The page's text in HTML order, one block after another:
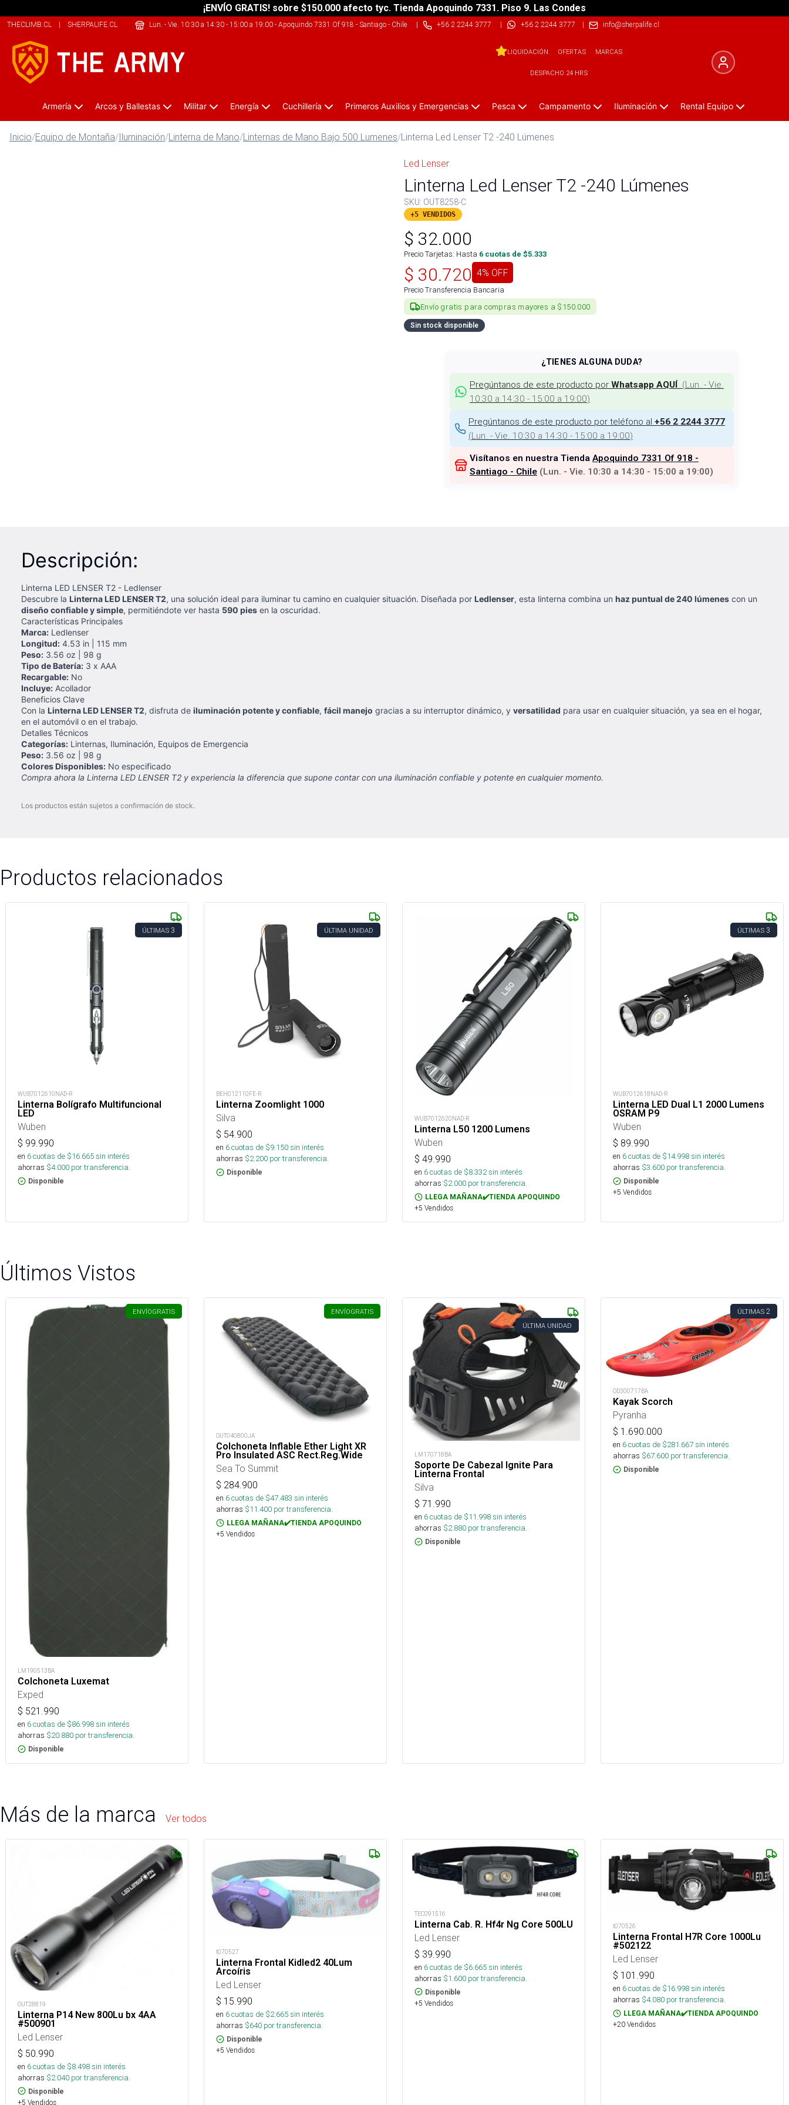
¡ENVÍO GRATIS! sobre $150.000 afecto tyc. Tienda Apoquindo 7331. Piso 9. Las Condes
THECLIMB.CL | SHERPALIFE.CL JUSTBIKE.CL
Lun. - Vie. 10:30 a 14:30 - 15:00 a 19:00- Apoquindo 7331 Of 918 - Santiago - Chile| +56 2 2244 3777 | +56 2 2244 3777 | info@sherpalife.cl
LIQUIDACIÓN OFERTAS MARCAS
DESPACHO 24 HRS
Armería Arcos y Ballestas Militar Energía Cuchillería Primeros Auxilios y Emergencias Pesca Campamento Iluminación Rental Equipo
Inicio/Equipo de Montaña/Iluminación/Linterna de Mano/Linternas de Mano Bajo 500 Lumenes/Linterna Led Lenser T2 -240 Lúmenes
Led Lenser
Linterna Led Lenser T2 -240 Lúmenes
SKU: OUT8258-C
+5 VENDIDOS
$ 32.000
Precio Tarjetas: Hasta 6 cuotas de $5.333
$ 30.720 4% OFF
Precio Transferencia Bancaria
Envío gratis para compras mayores a $150.000
Sin stock disponible
¿TIENES ALGUNA DUDA?
Pregúntanos de este producto por Whatsapp AQUÍ (Lun. - Vie.
10:30 a 14:30 - 15:00 a 19:00)
Pregúntanos de este producto por teléfono al +56 2 2244 3777
(Lun. - Vie. 10:30 a 14:30 - 15:00 a 19:00)
Visítanos en nuestra Tienda Apoquindo 7331 Of 918 -
Santiago - Chile (Lun. - Vie. 10:30 a 14:30 - 15:00 a 19:00)
Descripción:
Linterna LED LENSER T2 - Ledlenser
Descubre la Linterna LED LENSER T2, una solución ideal para iluminar tu camino en cualquier situación. Diseñada por Ledlenser, esta linterna combina un haz puntual de 240 lúmenes con un
diseño confiable y simple, permitiéndote ver hasta 590 pies en la oscuridad.
Características Principales
Marca: Ledlenser
Longitud: 4.53 in | 115 mm
Peso: 3.56 oz | 98 g
Tipo de Batería: 3 x AAA
Recargable: No
Incluye: Acollador
Beneficios Clave
Con la Linterna LED LENSER T2, disfruta de iluminación potente y confiable, fácil manejo gracias a su interruptor dinámico, y versatilidad para usar en cualquier situación, ya sea en el hogar,
en el automóvil o en el trabajo.
Detalles Técnicos
Categorías: Linternas, Iluminación, Equipos de Emergencia
Peso: 3.56 oz | 98 g
Colores Disponibles: No especificado
Compra ahora la Linterna LED LENSER T2 y experiencia la diferencia que supone contar con una iluminación confiable y potente en cualquier momento.
Los productos están sujetos a confirmación de stock.
Productos relacionados
ÚLTIMAS 3
WUB7012610NAD-R
Linterna Bolígrafo Multifuncional
LED
Wuben
$ 99.990
en 6cuotas de $16.665sin interés
ahorras $4.000 por transferencia.
Disponible
ÚLTIMA UNIDAD
BEH012110FE-R
Linterna Zoomlight 1000
Silva
$ 54.900
en 6cuotas de $9.150sin interés
ahorras $2.200 por transferencia.
Disponible
WUB7012620NAD-R
Linterna L50 1200 Lumens
Wuben
$ 49.990
en 6cuotas de $8.332sin interés
ahorras $2.000 por transferencia.
LLEGA MAÑANA✔️TIENDA APOQUINDO
+5 Vendidos
ÚLTIMAS 3
WUB7012618NAD-R
Linterna LED Dual L1 2000 Lumens
OSRAM P9
Wuben
$ 89.990
en 6cuotas de $14.998sin interés
ahorras $3.600 por transferencia.
Disponible
+5 Vendidos
Últimos Vistos
ENVÍOGRATIS
LM190513BA
Colchoneta Luxemat
Exped
$ 521.990
en 6cuotas de $86.998sin interés
ahorras $20.880 por transferencia.
Disponible
ENVÍOGRATIS
OUT040800JA
Colchoneta Inflable Ether Light XR
Pro Insulated ASC Rect.Reg.Wide
Sea To Summit
$ 284.900
en 6cuotas de $47.483 sin interés
ahorras $11.400 por transferencia.
LLEGA MAÑANA✔️TIENDA APOQUINDO
+5 Vendidos
ÚLTIMA UNIDAD
LM170718BA
Soporte De Cabezal Ignite Para
Linterna Frontal
Silva
$ 71.990
en 6cuotas de $11.998sin interés
ahorras $2.880 por transferencia.
Disponible
ÚLTIMAS 2
OD300717BA
Kayak Scorch
Pyranha
$ 1.690.000
en 6cuotas de $281.667sin interés
ahorras $67.600 por transferencia.
Disponible
Más de la marca Ver todos
OUT28819
Linterna P14 New 800Lu bx 4AA
#500901
Led Lenser
$ 50.990
en 6cuotas de $8.498sin interés
ahorras $2.040 por transferencia.
Disponible
+5 Vendidos
t070527
Linterna Frontal Kidled2 40Lum
Arcoíris
Led Lenser
$ 15.990
en 6cuotas de $2.665sin interés
ahorras $640 por transferencia.
Disponible
+5 Vendidos
TEC091516
Linterna Cab. R. Hf4r Ng Core 500LU
Led Lenser
$ 39.990
en 6cuotas de $6.665sin interés
ahorras $1.600 por transferencia.
Disponible
+5 Vendidos
t070526
Linterna Frontal H7R Core 1000Lu
#502122
Led Lenser
$ 101.990
en 6cuotas de $16.998sin interés
ahorras $4.080 por transferencia.
LLEGA MAÑANA✔️TIENDA APOQUINDO
+20 Vendidos